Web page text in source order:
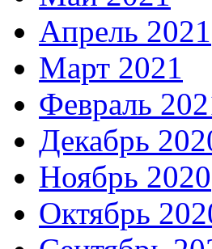
Апрель 2021
Март 2021
Февраль
Декабрь
Ноябрь 2020
Октябрь